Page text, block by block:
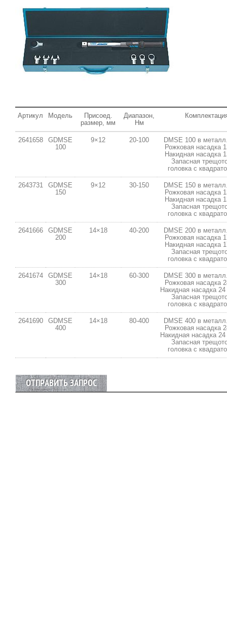
Артикул Модель
Присоед.
размер, мм
Диапазон,
Нм
2641658
GDMSE
100
9×12 20-100
DMSE 100 в
Рожковая насадка
Накидная насадка
Запасная
головка с
2643731
GDMSE
150
9×12 30-150
DMSE 150 в
Рожковая насадка
Накидная насадка
Запасная
головка с
2641666
GDMSE
200
14×18 40-200
DMSE 200 в
Рожковая насадка
Накидная насадка
Запасная
головка с
2641674
GDMSE
300
14×18 60-300
DMSE 300 в
Рожковая насадка
Накидная насадка
Запасная
головка с
2641690
GDMSE
400
14×18 80-400
DMSE 400 в
Рожковая насадка
Накидная насадка
Запасная
головка с
ОТПРАВИТЬ ЗАПРОС